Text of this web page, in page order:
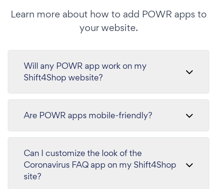
Learn more about how to add POWR apps to
your website.
Will any POWR app work on my
Shift4Shop website?
Are POWR apps mobile-friendly?
Can I customize the look of the
Coronavirus FAQ app on my Shift4Shop
site?